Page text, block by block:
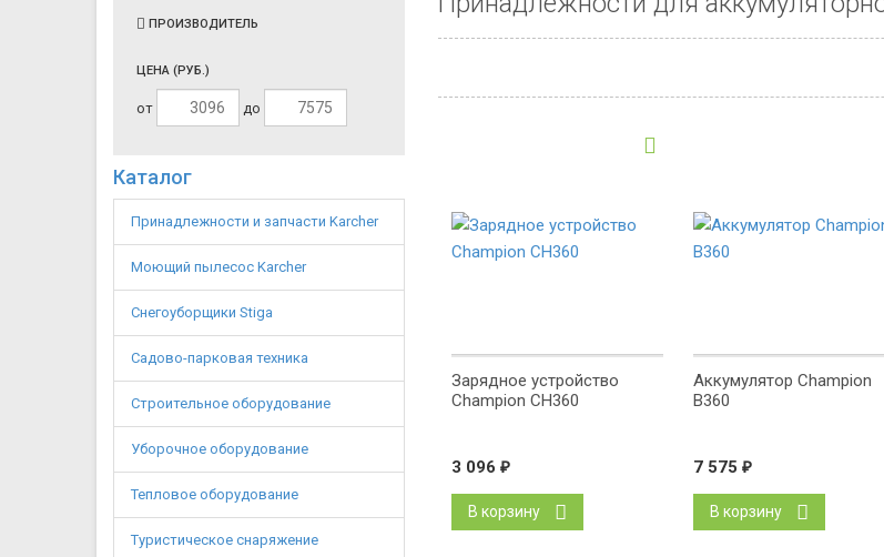
ПРОИЗВОДИТЕЛЬ
ЦЕНА (РУБ.)
от до
Каталог
Принадлежности и запчасти Karcher
Моющий пылесос Karcher
Снегоуборщики Stiga
Садово-парковая техника
Строительное оборудование
Уборочное оборудование
Тепловое оборудование
Туристическое снаряжение
Зарядное устройство
Champion CH360
3 096 ₽
В корзину
Аккумулятор Champion
B360
7 575 ₽
В корзину